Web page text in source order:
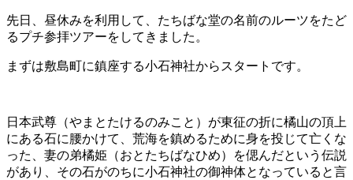
先日、昼休みを利用して、たちばな堂の名前のルーツをたど
るプチ参拝ツアーをしてきました。
まずは敷島町に鎮座する小石神社からスタートです。
日本武尊（やまとたけるのみこと）が東征の折に橘山の頂上
にある石に腰かけて、荒海を鎮めるために身を投じて亡くな
った、妻の弟橘姫（おとたちばなひめ）を偲んだという伝説
があり、その石がのちに小石神社の御神体となっていると言